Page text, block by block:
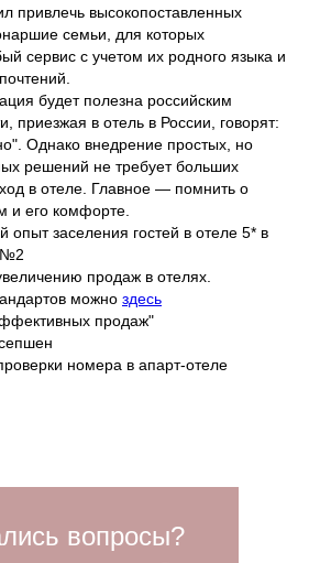
привлечь высокопоставленных
семьи, для которых
сервис с учетом их родного языка и
будет полезна российским
приезжая в отель в России, говорят:
Однако внедрение простых, но
решений не требует больших
в отеле. Главное — помнить о
и его комфорте.
заселения гостей в отеле 5* в
№2
продаж в отелях.
можно здесь
продаж"
номера в апарт-отеле
вопросы?